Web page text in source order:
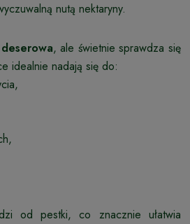
nutą nektaryny.
deserowa, ale świetnie sprawdza się
idealnie nadają się do:
od pestki, co znacznie ułatwia